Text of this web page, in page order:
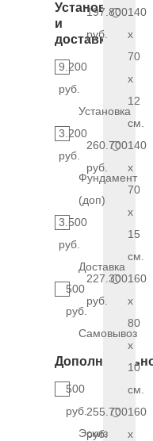
Установка
и
доставка
9.200
руб.
Установка
3.200
руб.
Фундамент
(доп)
3.500
руб.
Доставка
500
руб.
Самовывоз
500
руб.
Эскиз
197.800
руб.
140
x
70
x
12
см.
260.700
руб.
140
x
70
x
15
см.
227.300
руб.
160
x
80
x
10
см.
255.700
руб.
160
x